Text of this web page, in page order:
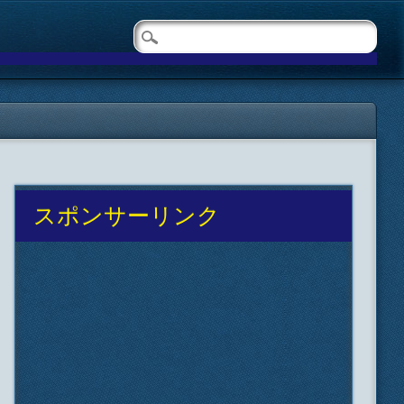
スポンサーリンク